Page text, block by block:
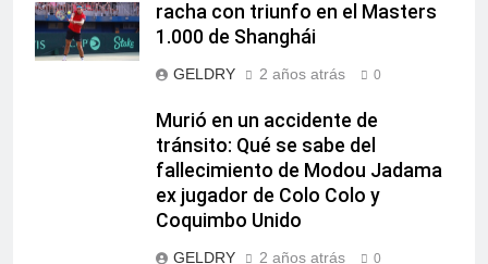
racha con triunfo en el Masters
1.000 de Shanghái
GELDRY 2 años atrás 0
Murió en un accidente de
tránsito: Qué se sabe del
fallecimiento de Modou Jadama
ex jugador de Colo Colo y
Coquimbo Unido
GELDRY 2 años atrás 0